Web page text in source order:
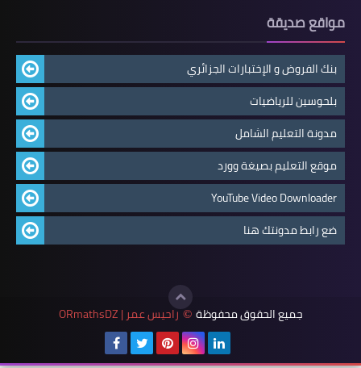
مواقع صديقة
بنك الفروض و الإختبارات الجزائري
بلحوسين للرياضيات
مدونة التعليم الشامل
موقع التعليم بصيغة وورد
YouTube Video Downloader
ضع رابط مدونتك هنا
جميع الحقوق محفوظة © راحيس عمر | ORmathsDZ